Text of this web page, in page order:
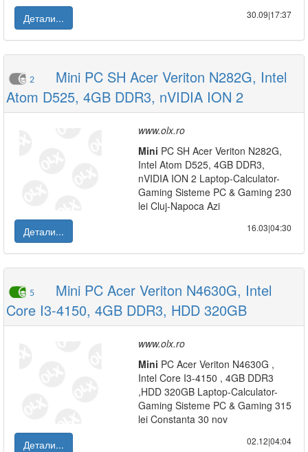
Детали...
30.09|17:37
2
Mini PC SH Acer Veriton N282G, Intel
Atom D525, 4GB DDR3, nVIDIA ION 2
www.olx.ro
Mini PC SH Acer Veriton N282G,
Intel Atom D525, 4GB DDR3,
nVIDIA ION 2 Laptop-Calculator-
Gaming Sisteme PC & Gaming 230
lei Cluj-Napoca Azi
Детали...
16.03|04:30
5
Mini PC Acer Veriton N4630G, Intel
Core I3-4150, 4GB DDR3, HDD 320GB
www.olx.ro
Mini PC Acer Veriton N4630G ,
Intel Core I3-4150 , 4GB DDR3
,HDD 320GB Laptop-Calculator-
Gaming Sisteme PC & Gaming 315
lei Constanta 30 nov
Детали...
02.12|04:04